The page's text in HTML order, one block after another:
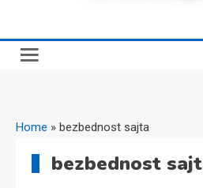
Webspace
Home » bezbednost sajta
bezbednost